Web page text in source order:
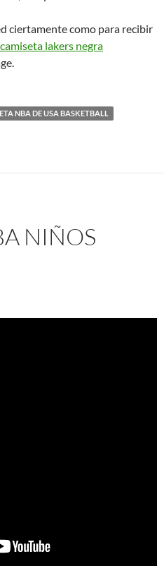
ciertamente como para recibir
camiseta lakers negra
NBA DE USA BASKETBALL
NIÑOS